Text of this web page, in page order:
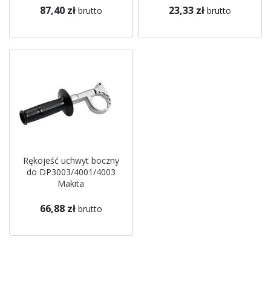
87,40 zł brutto 23,33 zł brutto
Rękojeść uchwyt boczny
do DP3003/4001/4003
Makita
66,88 zł brutto